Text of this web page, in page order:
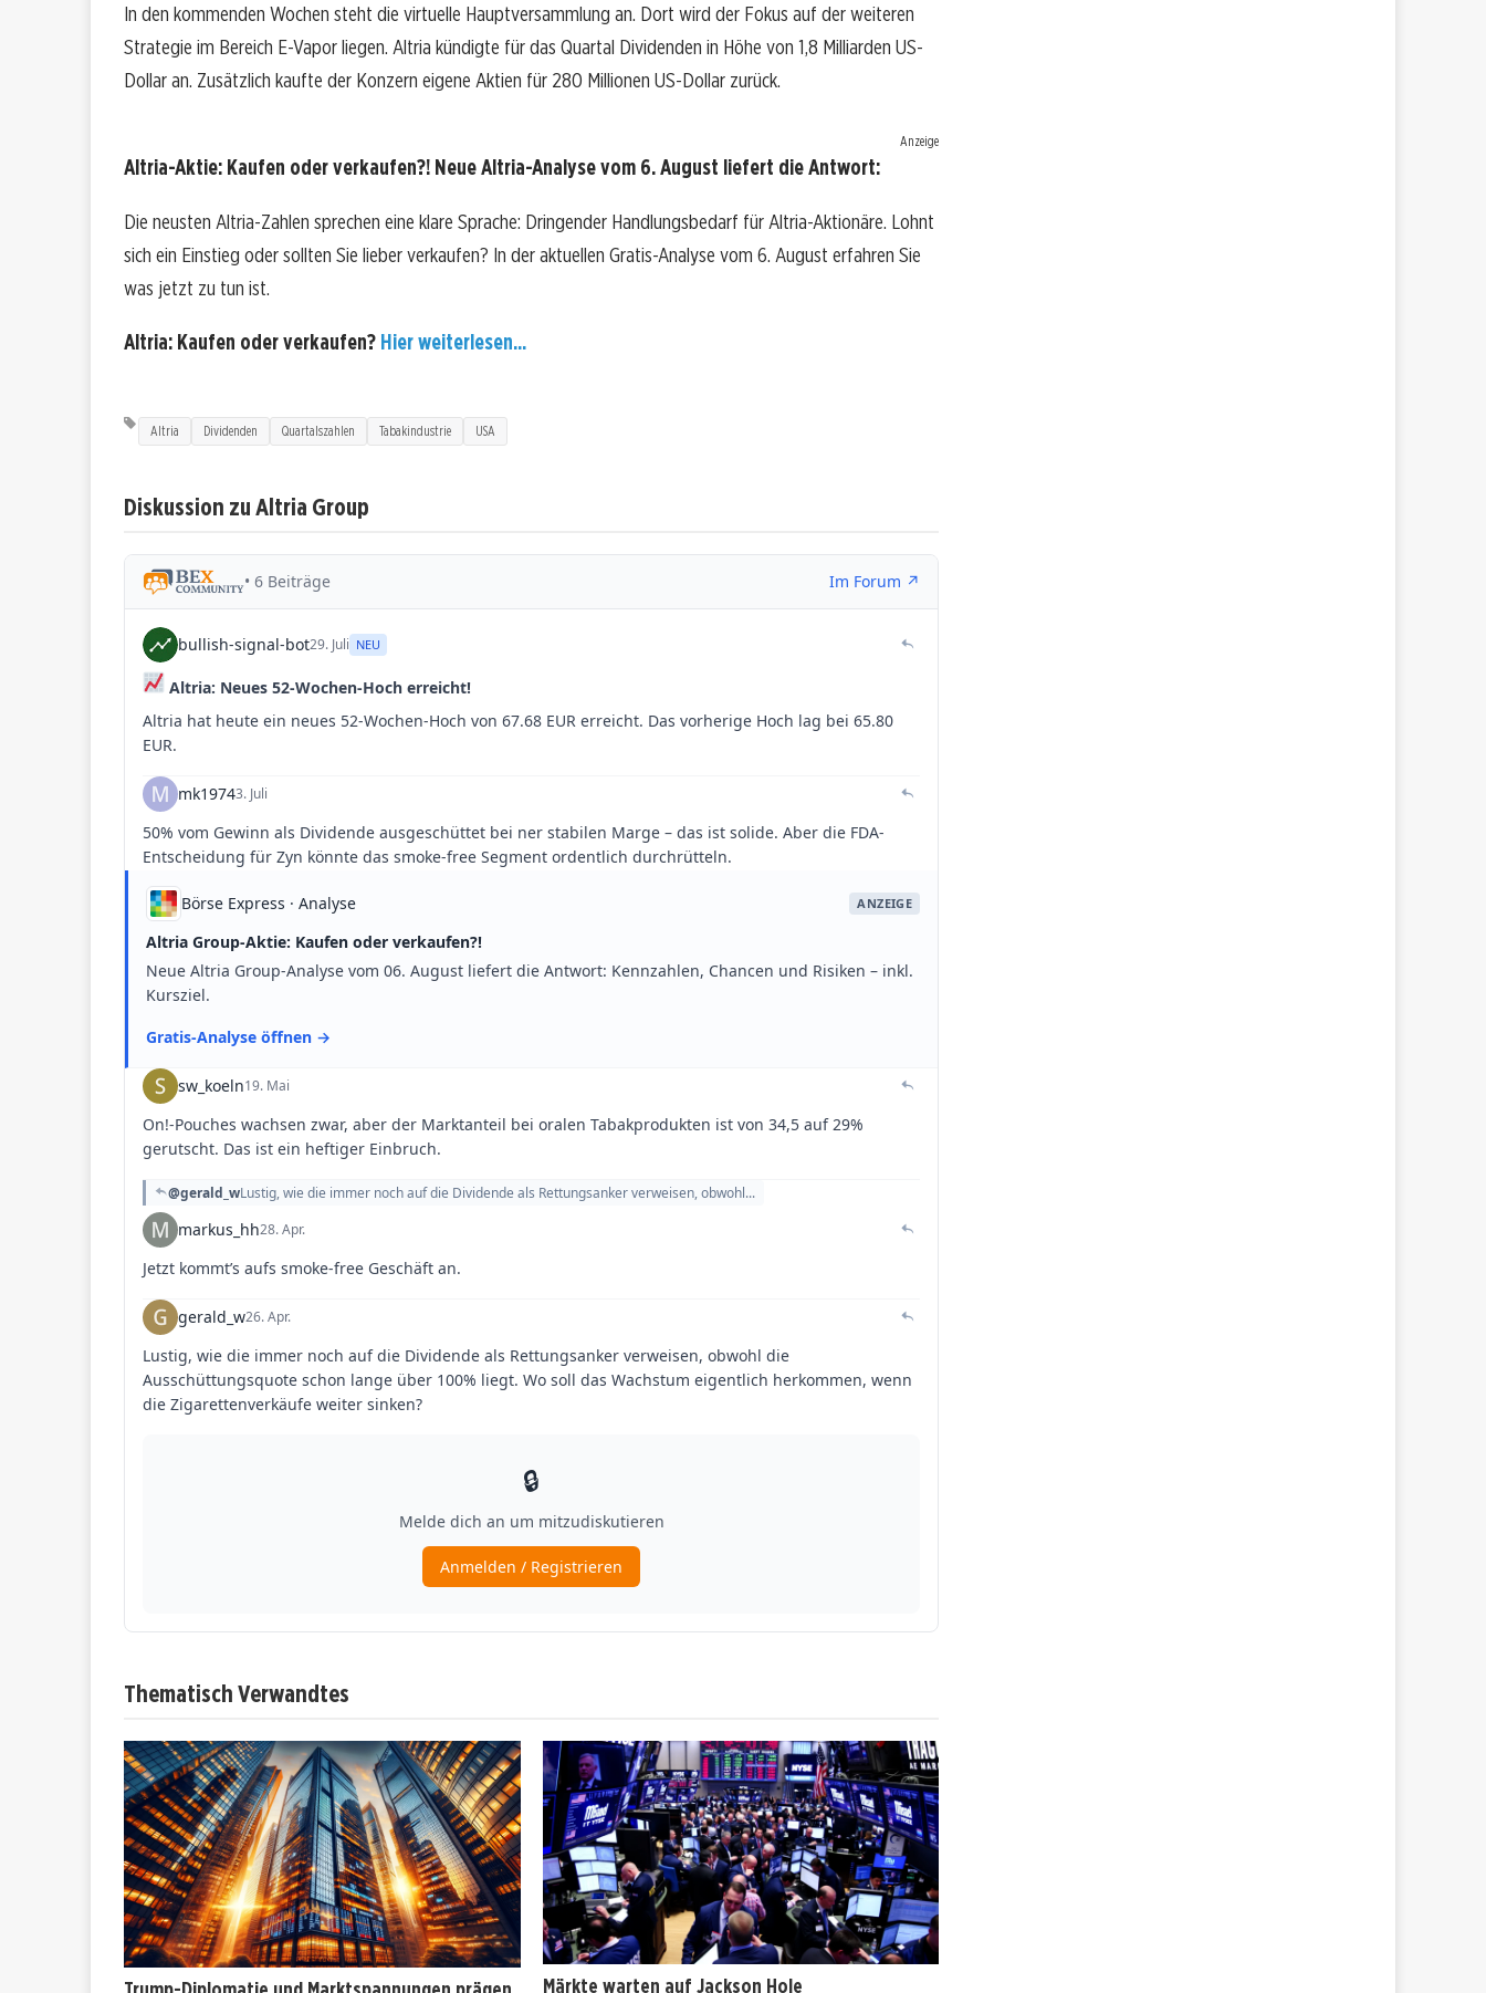
In den kommenden Wochen steht die virtuelle Hauptversammlung an. Dort wird der Fokus auf der weiteren
Strategie im Bereich E-Vapor liegen. Altria kündigte für das Quartal Dividenden in Höhe von 1,8 Milliarden US-
Dollar an. Zusätzlich kaufte der Konzern eigene Aktien für 280 Millionen US-Dollar zurück.
Anzeige
Altria-Aktie: Kaufen oder verkaufen?! Neue Altria-Analyse vom 6. August liefert die Antwort:
Die neusten Altria-Zahlen sprechen eine klare Sprache: Dringender Handlungsbedarf für Altria-Aktionäre. Lohnt
sich ein Einstieg oder sollten Sie lieber verkaufen? In der aktuellen Gratis-Analyse vom 6. August erfahren Sie
was jetzt zu tun ist.
Altria: Kaufen oder verkaufen? Hier weiterlesen...
Altria Dividenden Quartalszahlen Tabakindustrie USA
Diskussion zu Altria Group
Thematisch Verwandtes
Märkte warten auf Jackson Hole